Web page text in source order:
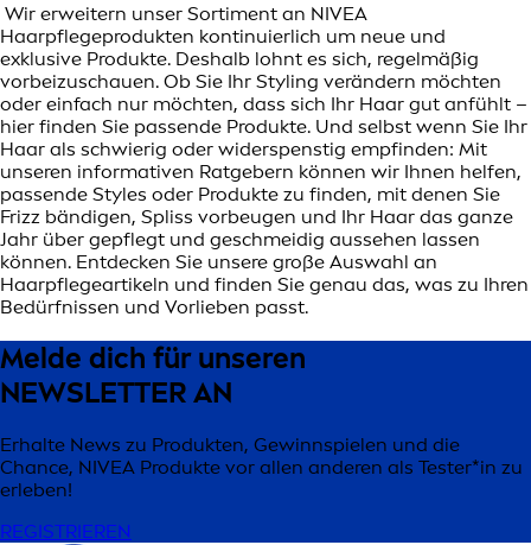
Wir erweitern unser Sortiment an NIVEA
Haarpflegeprodukten kontinuierlich um neue und
exklusive Produkte. Deshalb lohnt es sich, regelmäßig
vorbeizuschauen. Ob Sie Ihr Styling verändern möchten
oder einfach nur möchten, dass sich Ihr Haar gut anfühlt –
hier finden Sie passende Produkte. Und selbst wenn Sie Ihr
Haar als schwierig oder widerspenstig empfinden: Mit
unseren informativen Ratgebern können wir Ihnen helfen,
passende Styles oder Produkte zu finden, mit denen Sie
Frizz bändigen, Spliss vorbeugen und Ihr Haar das ganze
Jahr über gepflegt und geschmeidig aussehen lassen
können. Entdecken Sie unsere große Auswahl an
Haarpflegeartikeln und finden Sie genau das, was zu Ihren
Bedürfnissen und Vorlieben passt.
Melde dich für unseren
NEWSLETTER AN
Erhalte News zu Produkten, Gewinnspielen und die
Chance, NIVEA Produkte vor allen anderen als Tester*in zu
erleben!
REGISTRIEREN